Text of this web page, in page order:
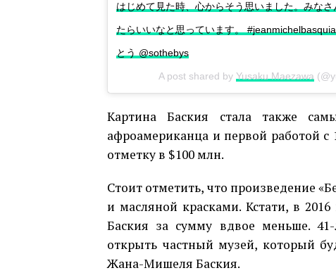
はじめて見た時、心からそう思いました。みな
たらいいなと思っています。
とう @sothebys
A post shared by Yusaku Maezawa
Картина Баския стала также
афроамериканца и первой работой с
отметку в $100 млн.
Стоит отметить, что произведение
и масляной красками. Кстати, в
Баския за сумму вдвое меньше.
открыть частный музей, который
Жана-Мишеля Баския.